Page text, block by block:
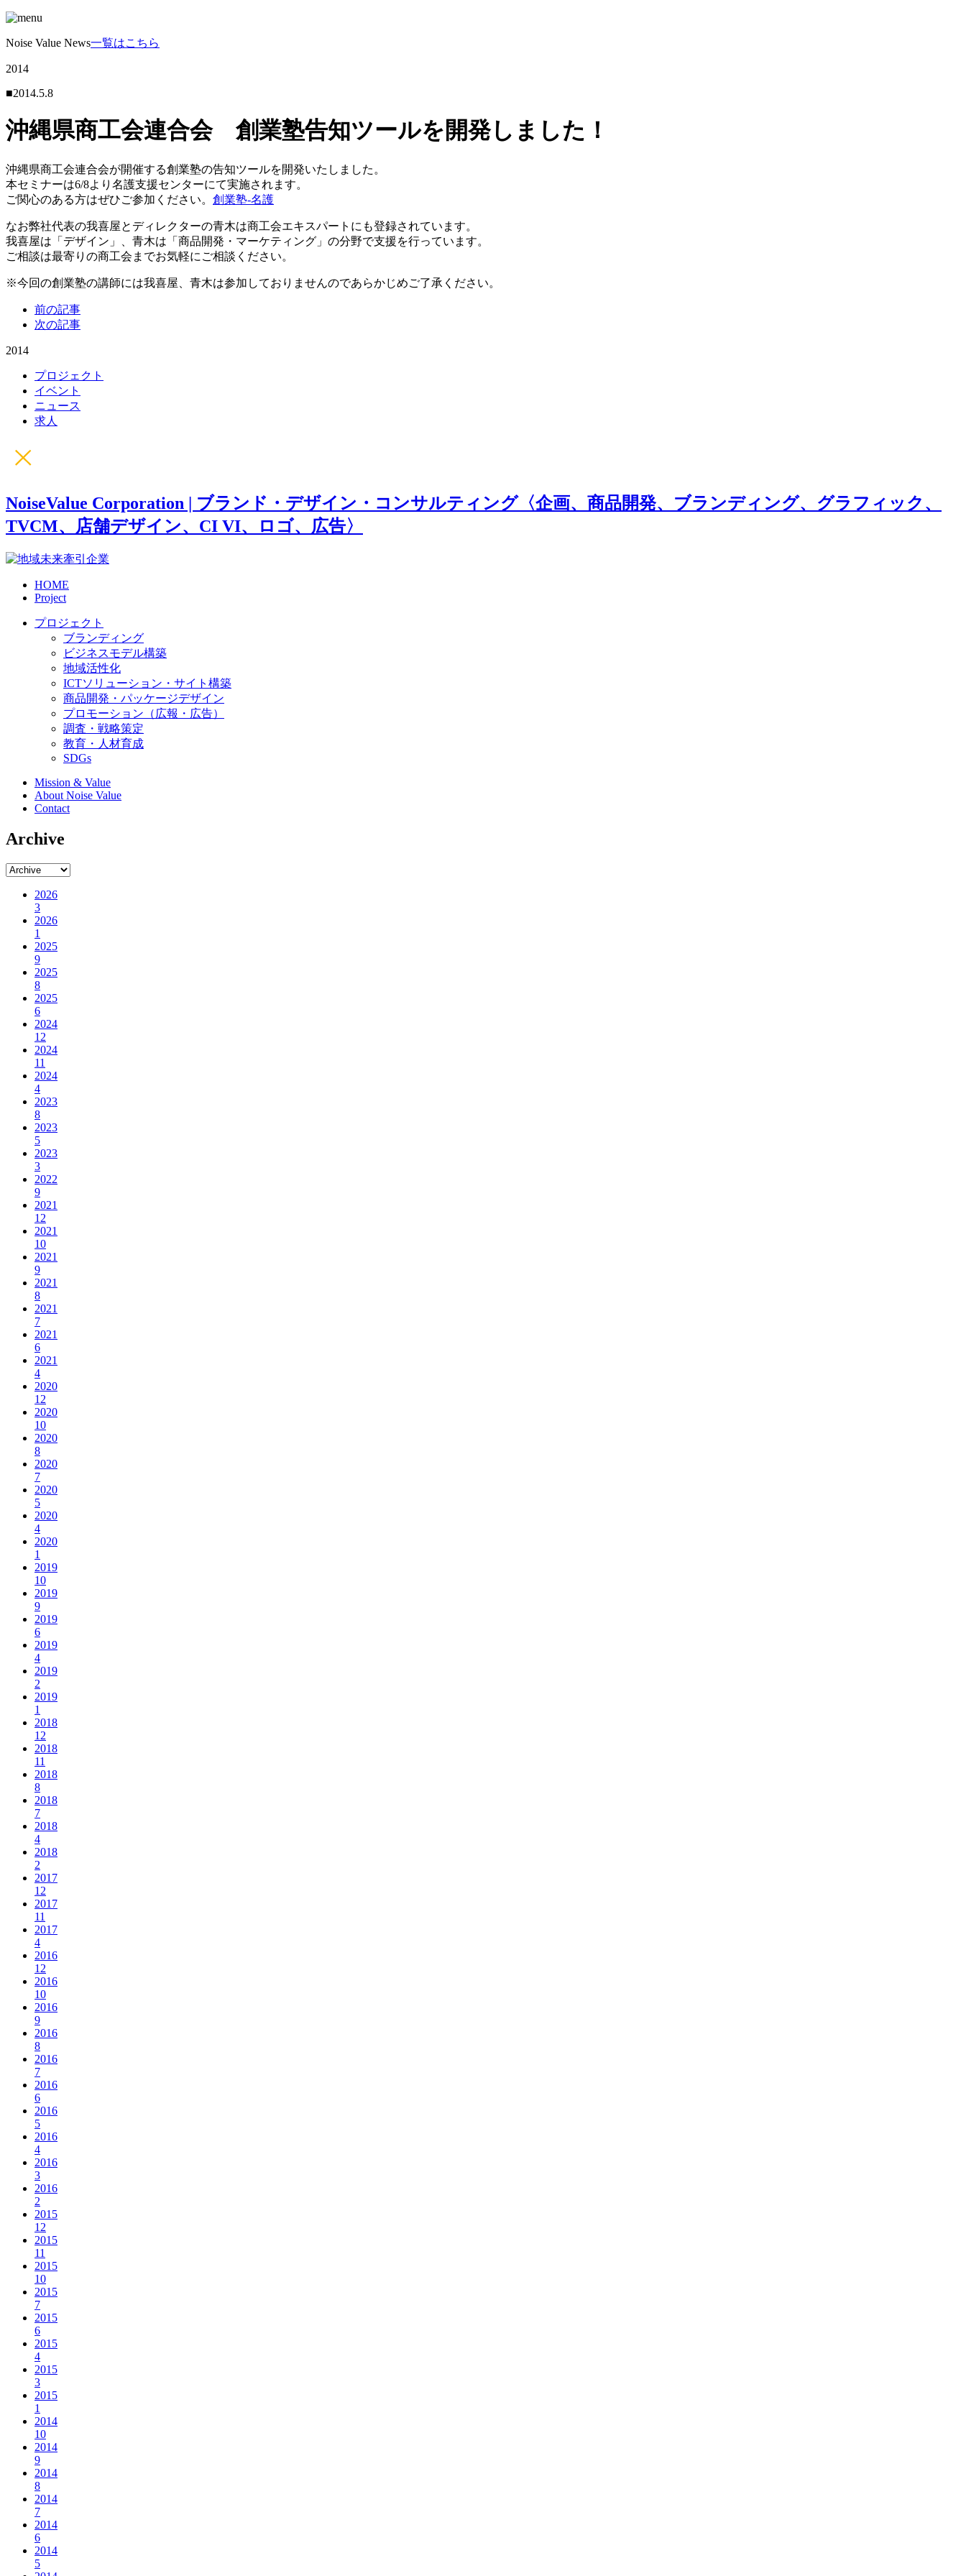
Noise Value News一覧はこちら
2014
■2014.5.8
沖縄県商工会連合会 創業塾告知ツールを開発しました！
沖縄県商工会連合会が開催する創業塾の告知ツールを開発いたしました。
本セミナーは6/8より名護支援センターにて実施されます。
ご関心のある方はぜひご参加ください。 創業塾-名護
なお弊社代表の我喜屋とディレクターの青木は商工会エキスパートにも登録されています。
我喜屋は「デザイン」、青木は「商品開発・マーケティング」の分野で支援を行っています。
ご相談は最寄りの商工会までお気軽にご相談ください。
※今回の創業塾の講師には我喜屋、青木は参加しておりませんのであらかじめご了承ください。
前の記事
次の記事
2014
プロジェクト
イベント
ニュース
求人
NoiseValue Corporation | ブランド・デザイン・コンサルティング〈企画、商品開発、ブランディング、グラフィック、
TVCM、店舗デザイン、CI VI、ロゴ、広告〉
HOME
Project
プロジェクト
ブランディング
ビジネスモデル構築
地域活性化
ICTソリューション・サイト構築
商品開発・パッケージデザイン
プロモーション（広報・広告）
調査・戦略策定
教育・人材育成
SDGs
Mission & Value
About Noise Value
Contact
Archive
2026
3
2026
1
2025
9
2025
8
2025
6
2024
12
2024
11
2024
4
2023
8
2023
5
2023
3
2022
9
2021
12
2021
10
2021
9
2021
8
2021
7
2021
6
2021
4
2020
12
2020
10
2020
8
2020
7
2020
5
2020
4
2020
1
2019
10
2019
9
2019
6
2019
4
2019
2
2019
1
2018
12
2018
11
2018
8
2018
7
2018
4
2018
2
2017
12
2017
11
2017
4
2016
12
2016
10
2016
9
2016
8
2016
7
2016
6
2016
5
2016
4
2016
3
2016
2
2015
12
2015
11
2015
10
2015
7
2015
6
2015
4
2015
3
2015
1
2014
10
2014
9
2014
8
2014
7
2014
6
2014
5